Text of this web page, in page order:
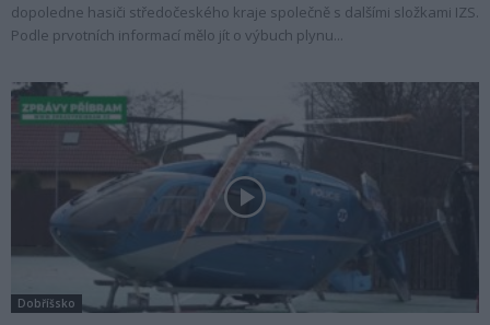
dopoledne hasiči středočeského kraje společně s dalšími složkami IZS.
Podle prvotních informací mělo jít o výbuch plynu...
Dobříšsko